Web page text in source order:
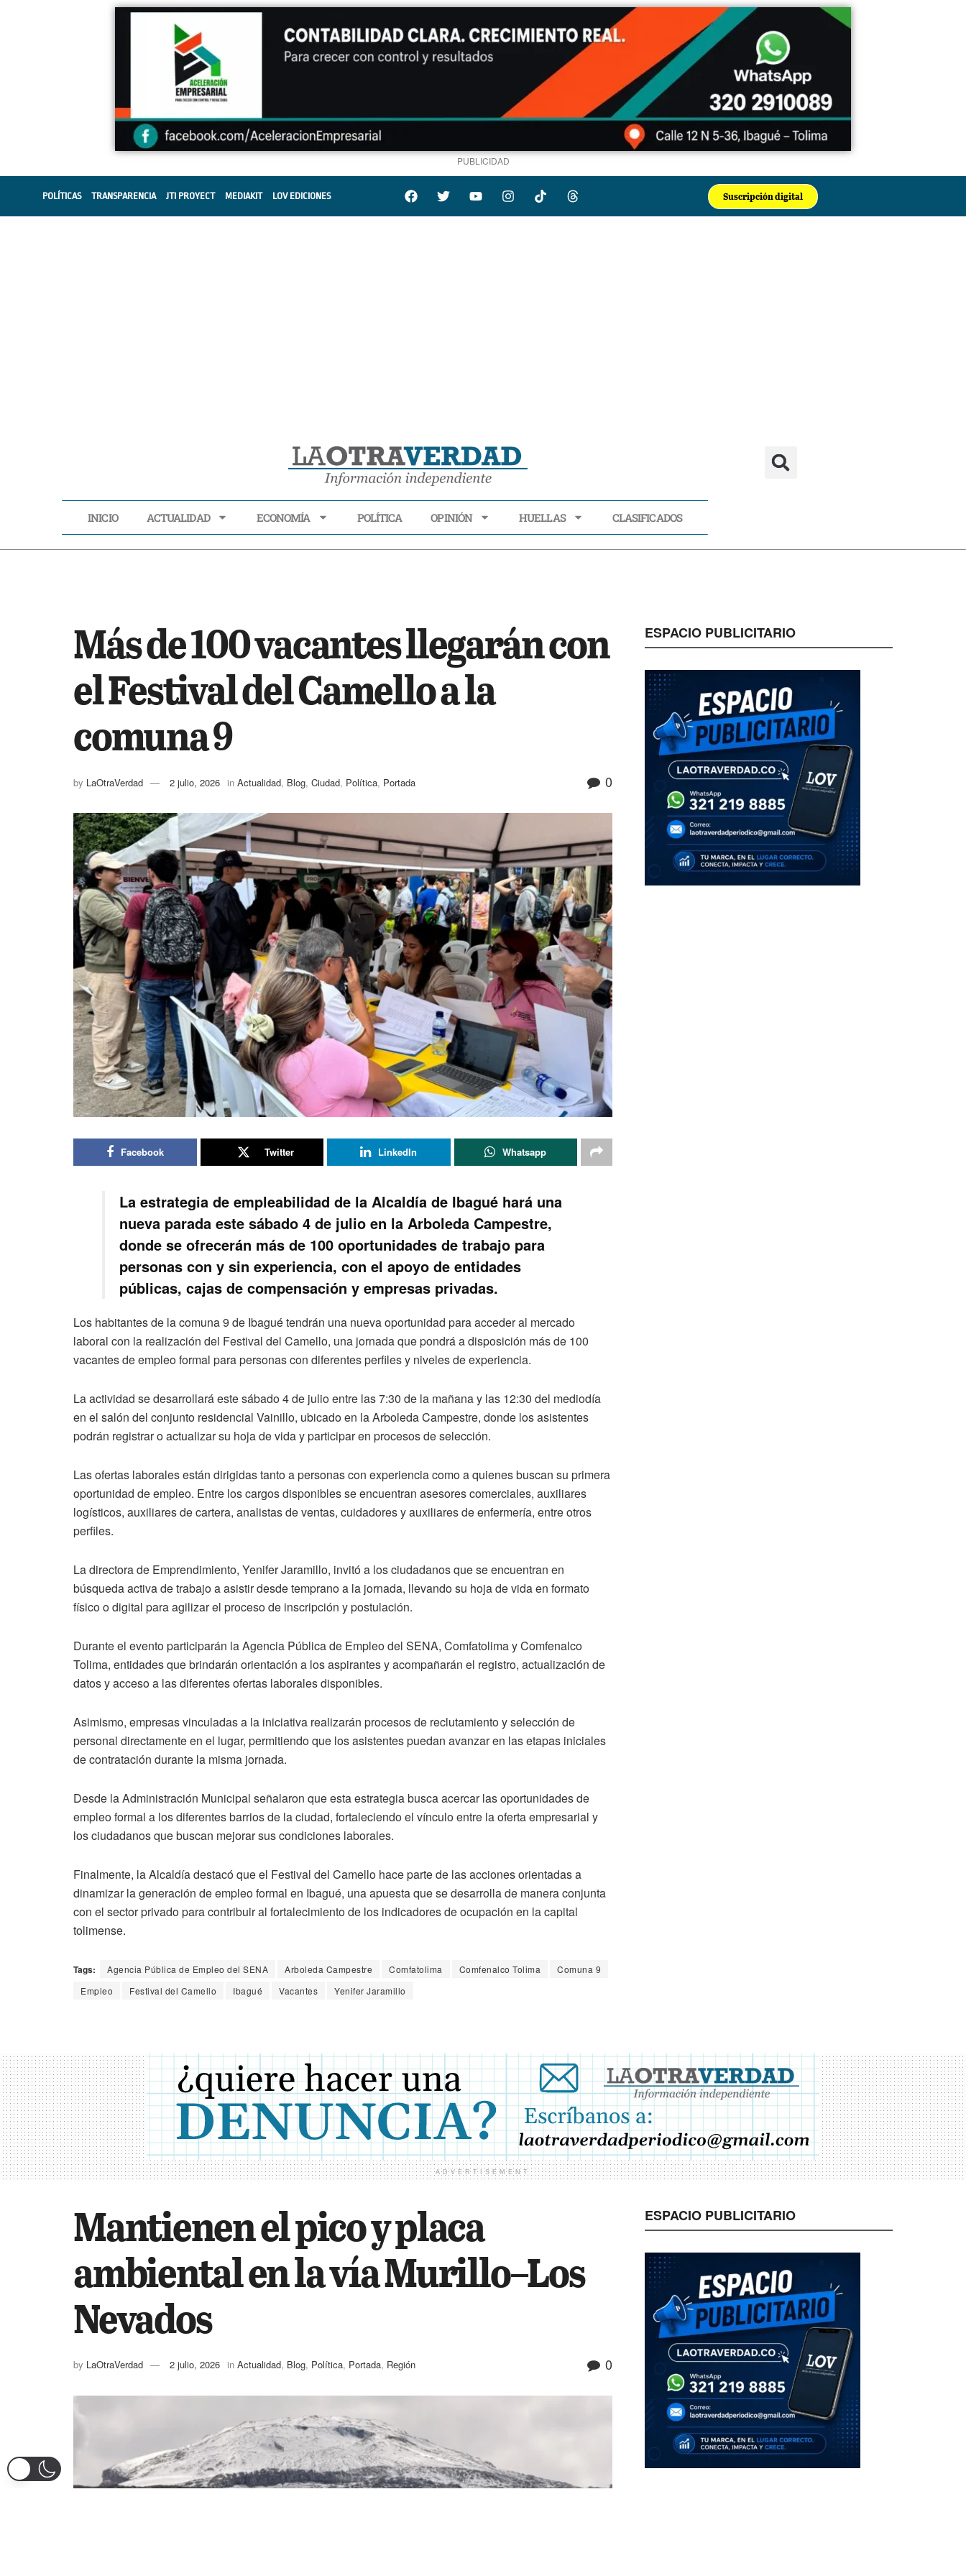
PUBLICIDAD
POLÍTICAS TRANSPARENCIA JTI PROYECT MEDIAKIT LOV EDICIONES Suscripción digital
INICIO ACTUALIDAD ECONOMÍA POLÍTICA OPINIÓN HUELLAS CLASIFICADOS
Más de 100 vacantes llegarán con
el Festival del Camello a la
comuna 9
by LaOtraVerdad 2 julio, 2026 in Actualidad, Blog, Ciudad, Política, Portada 0
Facebook Twitter LinkedIn Whatsapp
La estrategia de empleabilidad de la Alcaldía de Ibagué hará una
nueva parada este sábado 4 de julio en la Arboleda Campestre,
donde se ofrecerán más de 100 oportunidades de trabajo para
personas con y sin experiencia, con el apoyo de entidades
públicas, cajas de compensación y empresas privadas.
Los habitantes de la comuna 9 de Ibagué tendrán una nueva oportunidad para acceder al mercado
laboral con la realización del Festival del Camello, una jornada que pondrá a disposición más de 100
vacantes de empleo formal para personas con diferentes perfiles y niveles de experiencia.
La actividad se desarrollará este sábado 4 de julio entre las 7:30 de la mañana y las 12:30 del mediodía
en el salón del conjunto residencial Vainillo, ubicado en la Arboleda Campestre, donde los asistentes
podrán registrar o actualizar su hoja de vida y participar en procesos de selección.
Las ofertas laborales están dirigidas tanto a personas con experiencia como a quienes buscan su primera
oportunidad de empleo. Entre los cargos disponibles se encuentran asesores comerciales, auxiliares
logísticos, auxiliares de cartera, analistas de ventas, cuidadores y auxiliares de enfermería, entre otros
perfiles.
La directora de Emprendimiento, Yenifer Jaramillo, invitó a los ciudadanos que se encuentran en
búsqueda activa de trabajo a asistir desde temprano a la jornada, llevando su hoja de vida en formato
físico o digital para agilizar el proceso de inscripción y postulación.
Durante el evento participarán la Agencia Pública de Empleo del SENA, Comfatolima y Comfenalco
Tolima, entidades que brindarán orientación a los aspirantes y acompañarán el registro, actualización de
datos y acceso a las diferentes ofertas laborales disponibles.
Asimismo, empresas vinculadas a la iniciativa realizarán procesos de reclutamiento y selección de
personal directamente en el lugar, permitiendo que los asistentes puedan avanzar en las etapas iniciales
de contratación durante la misma jornada.
Desde la Administración Municipal señalaron que esta estrategia busca acercar las oportunidades de
empleo formal a los diferentes barrios de la ciudad, fortaleciendo el vínculo entre la oferta empresarial y
los ciudadanos que buscan mejorar sus condiciones laborales.
Finalmente, la Alcaldía destacó que el Festival del Camello hace parte de las acciones orientadas a
dinamizar la generación de empleo formal en Ibagué, una apuesta que se desarrolla de manera conjunta
con el sector privado para contribuir al fortalecimiento de los indicadores de ocupación en la capital
tolimense.
Tags: Agencia Pública de Empleo del SENA Arboleda Campestre Comfatolima Comfenalco Tolima
Comuna 9
Empleo
Festival del Camello Ibagué Vacantes Yenifer Jaramillo
ESPACIO PUBLICITARIO
ADVERTISEMENT
Mantienen el pico y placa
ambiental en la vía Murillo–Los
Nevados
by LaOtraVerdad 2 julio, 2026 in Actualidad, Blog, Política, Portada, Región 0
ESPACIO PUBLICITARIO